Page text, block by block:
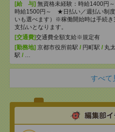
[給 与] 無資格未経験：時給1400円
時給1500円～ ★日払い／週払い制
いも選べます）※稼働開始時は手続き
支払いとなります。
[交通費]交通費全額支給※規定有
[勤務地] 京都市役所前駅 / 円町駅 / 丸
駅 / …
すべて